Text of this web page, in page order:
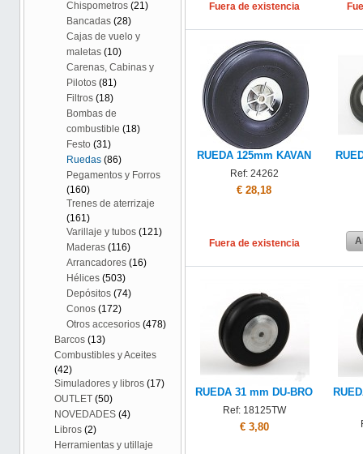
Fuera de existencia
RUEDA 125mm KAVAN
Ref: 24262
€ 28,18
Fuera de existencia
RUEDA 31 mm DU-BRO
Ref: 18125TW
€ 3,80
Chispometros (21)
Bancadas (28)
Cajas de vuelo y
maletas (10)
Carenas, Cabinas y
Pilotos (81)
Filtros (18)
Bombas de
combustible (18)
Festo (31)
Ruedas (86)
Pegamentos y Forros
(160)
Trenes de aterrizaje
(161)
Varillaje y tubos (121)
Maderas (116)
Arrancadores (16)
Hélices (503)
Depósitos (74)
Conos (172)
Otros accesorios (478)
Barcos (13)
Combustibles y Aceites
(42)
Simuladores y libros (17)
OUTLET (50)
NOVEDADES (4)
Libros (2)
Herramientas y utillaje